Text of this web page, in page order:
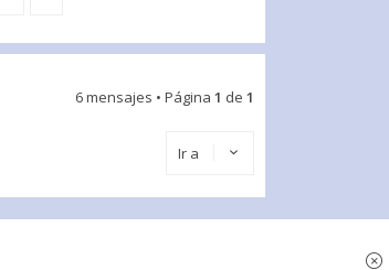
6 mensajes • Página 1 de 1
Ir a